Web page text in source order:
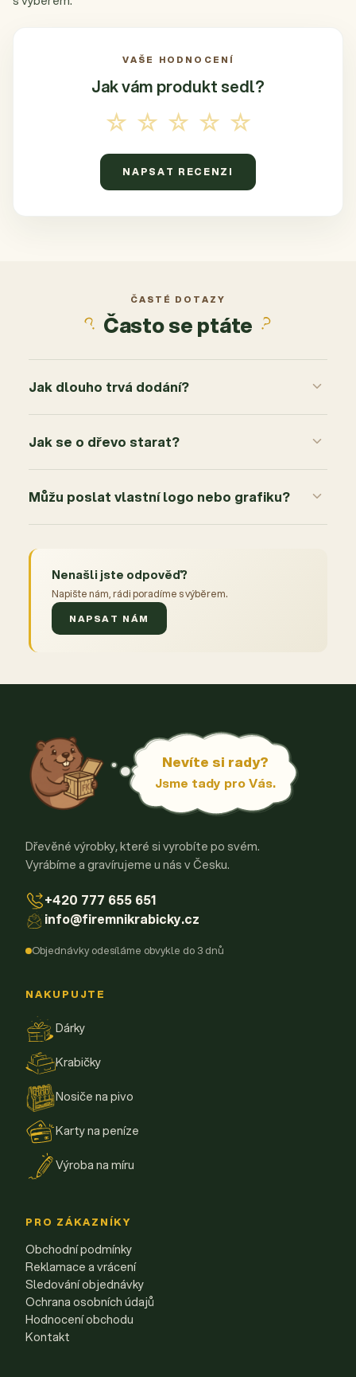
VAŠE HODNOCENÍ
Jak vám produkt sedl?
☆☆☆☆☆
NAPSAT RECENZI
ČASTÉ DOTAZY
Často se ptáte
Jak dlouho trvá dodání?
Jak se o dřevo starat?
Můžu poslat vlastní logo nebo grafiku?
Nenašli jste odpověď?
Napište nám, rádi poradíme s výběrem.
NAPSAT NÁM
Nevíte si rady?
Jsme tady pro Vás.
Dřevěné výrobky, které si vyrobíte po svém.
Vyrábíme a gravírujeme u nás v Česku.
+420 777 655 651
info@firemnikrabicky.cz
Objednávky odesíláme obvykle do 3 dnů
NAKUPUJTE
Dárky
Krabičky
Nosiče na pivo
Karty na peníze
Výroba na míru
PRO ZÁKAZNÍKY
Obchodní podmínky
Reklamace a vrácení
Sledování objednávky
Ochrana osobních údajů
Hodnocení obchodu
Kontakt